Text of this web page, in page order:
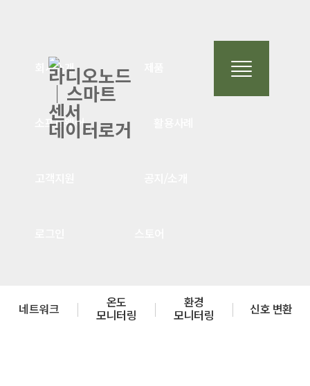
회사소개
소프트웨어
네트워크
온도
모니터링
환경
모니터링
신호 변환